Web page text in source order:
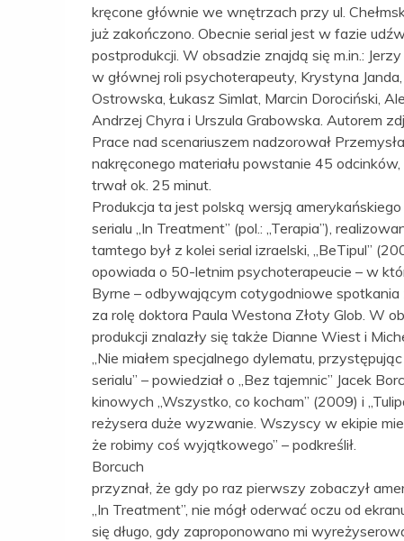
kręcone głównie we wnętrzach przy ul.
już zakończono. Obecnie serial jest w fazie
postprodukcji. W obsadzie znajdą się m.in.:
w głównej roli psychoterapeuty, Krystyna
Ostrowska, Łukasz Simlat, Marcin Dorociński,
Andrzej Chyra i Urszula Grabowska. Autorem
Prace nad scenariuszem nadzorował
nakręconego materiału powstanie 45
trwał ok. 25 minut.
Produkcja ta jest polską wersją amerykańskiego
serialu „In Treatment” (pol.: „Terapia”),
tamtego był z kolei serial izraelski, „BeTipul”
opowiada o 50-letnim psychoterapeucie – w
Byrne – odbywającym cotygodniowe spotkania
za rolę doktora Paula Westona Złoty Glob. W
produkcji znalazły się także Dianne Wiest i
„Nie miałem specjalnego dylematu,
serialu” – powiedział o „Bez tajemnic” Jacek
kinowych „Wszystko, co kocham” (2009) i
reżysera duże wyzwanie. Wszyscy w ekipie
że robimy coś wyjątkowego” – podkreślił.
Borcuch
przyznał, że gdy po raz pierwszy zobaczył
„In Treatment”, nie mógł oderwać oczu od
się długo, gdy zaproponowano mi